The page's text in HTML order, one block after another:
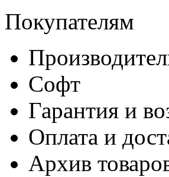
Покупателям
Софт
Гарантия и
Оплата и
Архив